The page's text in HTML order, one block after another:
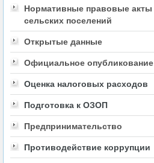
Нормативные правовые акты
сельских поселений
Открытые данные
Официальное опубликование
Оценка налоговых расходов
Подготовка к ОЗОП
Предпринимательство
Противодействие коррупции